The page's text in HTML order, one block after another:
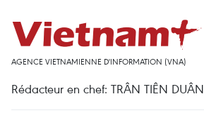
AGENCE VIETNAMIENNE D'INFORMATION (VNA)
Rédacteur en chef: TRÂN TIÊN DUÂN